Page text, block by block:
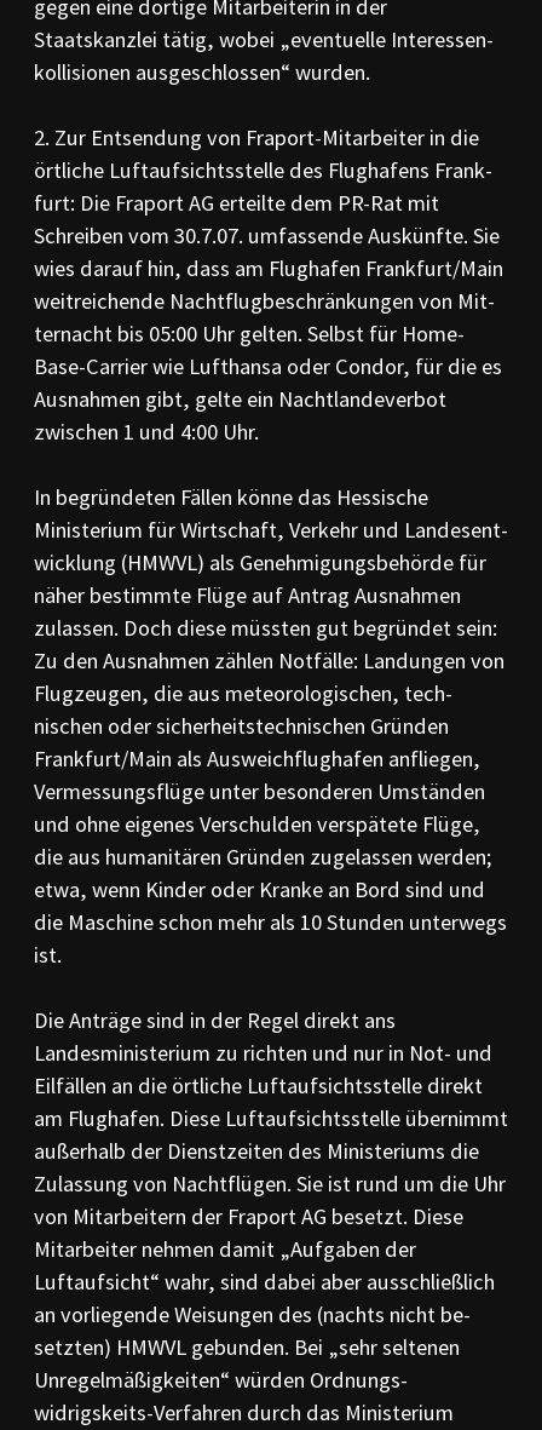
gegen eine dortige Mitarbeiterin in der
Staatskanzlei tätig, wobei „eventuelle Interes­sen­
kol­lisionen ausgeschlos­sen“ wurden.
2. Zur Entsendung von Fraport-Mitarbeiter in die
örtliche Luftaufsichtsstelle des Flug­hafens Frank­
furt: Die Fra­port AG erteilte dem PR-Rat mit
Schreiben vom 30.7.07. um­fassende Aus­künfte. Sie
wies darauf hin, dass am Flughafen Frank­furt/Main
weit­rei­chende Nacht­flug­be­schränkungen von Mit­
ternacht bis 05:00 Uhr gel­ten. Selbst für Home-
Base-Carrier wie Lufthan­sa oder Condor, für die es
Aus­nahmen gibt, gelte ein Nacht­lan­de­verbot
zwischen 1 und 4:00 Uhr.
In begründeten Fällen könne das Hessische
Ministerium für Wirtschaft, Verkehr und Landes­ent­
wicklung (HMWVL) als Geneh­mi­gungsbehörde für
näher be­stimm­te Flüge auf Antrag Aus­nah­men
zulassen. Doch die­se müs­sten gut be­grün­det sein:
Zu den Aus­nahmen zählen Not­fälle: Lan­dungen von
Flugzeugen, die aus me­teorologischen, tech­
nischen oder sicherheits­tech­ni­schen Gründen
Frankfurt/Main als Ausweichflughafen an­fliegen,
Vermessungsflüge unter be­sonderen Umständen
und ohne eigenes Ver­schul­den verspätete Flüge,
die aus humanitären Gründen zugelassen werden;
et­wa, wenn Kinder oder Kranke an Bord sind und
die Maschine schon mehr als 10 Stunden un­ter­wegs
ist.
Die Anträge sind in der Regel direkt ans
Landesministerium zu richten und nur in Not- und
Eil­fällen an die örtliche Luftaufsichtsstelle direkt
am Flughafen. Diese Luft­aufsichts­stel­le über­nimmt
außerhalb der Dienst­zeiten des Ministeriums die
Zulassung von Nacht­flügen. Sie ist rund um die Uhr
von Mitarbeitern der Fraport AG besetzt. Diese
Mitar­bei­ter nehmen damit „Auf­gaben der
Luftaufsicht“ wahr, sind dabei aber aus­schließ­lich
an vorliegende Wei­sungen des (nachts nicht be­
setzten) HMWVL gebunden. Bei „sehr sel­tenen
Unregel­mäßig­­keiten“ würden Ord­nungs­
widrigskeits-Ver­fahren durch das Minis­terium